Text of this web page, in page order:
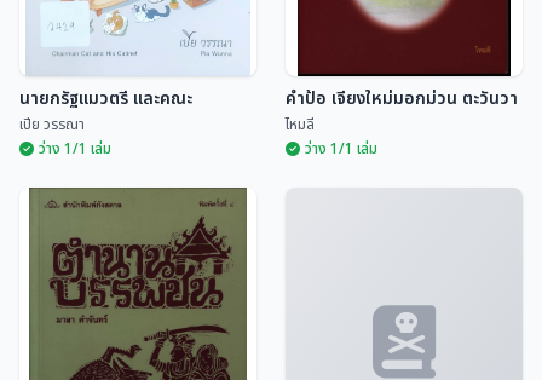
นายกรัฐแมวตรี และคณะ
เปีย วรรณา
นายกรัฐแมวตรี และคณะ
เปีย วรรณา
ว่าง 1/1 เล่ม
คำป้อ เจียงใหม่มอกม่วน
คำป้อ เจียงใหม่มอกม่วน ตะวันวา
ไหมลี
ว่าง 1/1 เล่ม